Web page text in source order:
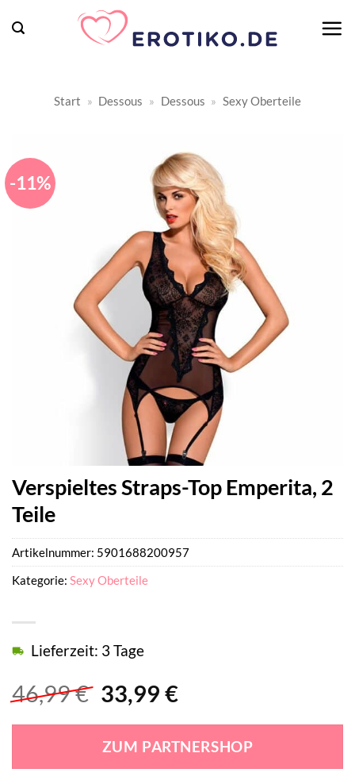
Inhalt
Start » Dessous » Dessous » Sexy Oberteile
-11%
Verspieltes Straps-Top Emperita, 2
Teile
46,99€ Ursprünglicher
war:
46,99 €
33,99 €Aktueller
ist:
33,99 €.
Lieferzeit: 3 Tage
ZUM PARTNERSHOP
Artikelnummer: 5901688200957
Kategorie: Sexy Oberteile